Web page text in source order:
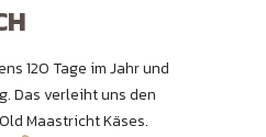
120 Tage im Jahr und
Das verleiht uns den
Maastricht Käses.